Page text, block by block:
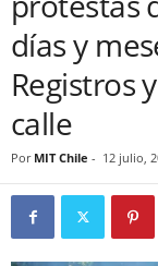
días y
Registros
calle
Por MIT Chile - 12 julio,